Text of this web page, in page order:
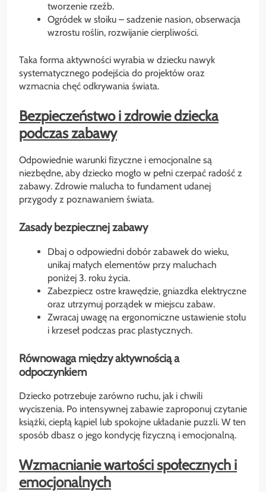
tworzenie rzeźb.
Ogródek w słoiku – sadzenie nasion, obserwacja
wzrostu roślin, rozwijanie cierpliwości.
Taka forma aktywności wyrabia w dziecku nawyk
systematycznego podejścia do projektów oraz
wzmacnia chęć odkrywania świata.
Bezpieczeństwo i zdrowie dziecka
podczas zabawy
Odpowiednie warunki fizyczne i emocjonalne są
niezbędne, aby dziecko mogło w pełni czerpać radość z
zabawy. Zdrowie malucha to fundament udanej
przygody z poznawaniem świata.
Zasady bezpiecznej zabawy
Dbaj o odpowiedni dobór zabawek do wieku,
unikaj małych elementów przy maluchach
poniżej 3. roku życia.
Zabezpiecz ostre krawędzie, gniazdka elektryczne
oraz utrzymuj porządek w miejscu zabaw.
Zwracaj uwagę na ergonomiczne ustawienie stołu
i krzeseł podczas prac plastycznych.
Równowaga między aktywnością a
odpoczynkiem
Dziecko potrzebuje zarówno ruchu, jak i chwili
wyciszenia. Po intensywnej zabawie zaproponuj czytanie
książki, ciepłą kąpiel lub spokojne układanie puzzli. W ten
sposób dbasz o jego kondycję fizyczną i emocjonalną.
Wzmacnianie wartości społecznych i
emocjonalnych